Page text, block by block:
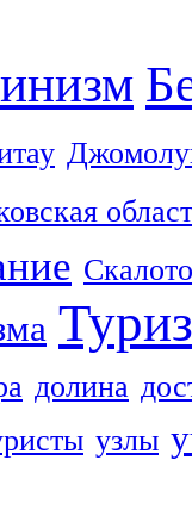
долина
узлы